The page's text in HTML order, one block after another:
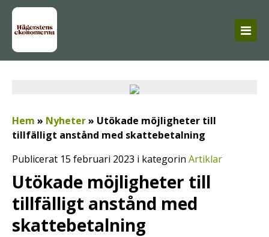
Hem » Nyheter» Utökade möjligheter till
tillfälligt anstånd med skattebetalning
Publicerat 15 februari 2023 i kategorin Artiklar
Utökade möjligheter till
tillfälligt anstånd med
skattebetalning